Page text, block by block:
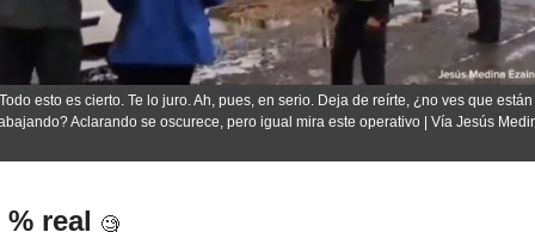
Todo esto es cierto. Te lo juro. Ah, pues, en serio. Deja de reírte, ¿no ves que están
Aclarando se oscurece, pero igual mira este operativo | Vía Jesús
% real 🧐